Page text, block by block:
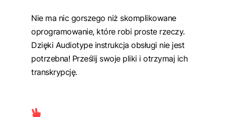
Nie ma nic gorszego niż skomplikowane
oprogramowanie, które robi proste rzeczy.
Dzięki Audiotype instrukcja obsługi nie jest
potrzebna! Prześlij swoje pliki i otrzymaj ich
transkrypcję.